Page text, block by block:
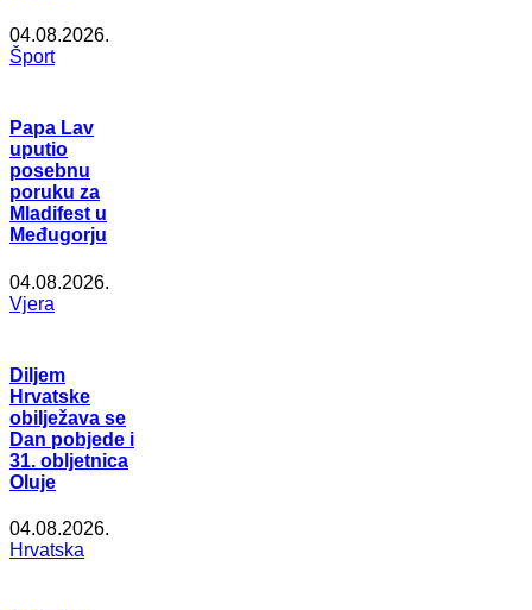
04.08.2026.
Šport
Papa Lav
uputio
posebnu
poruku za
Mladifest u
Međugorju
04.08.2026.
Vjera
Diljem
Hrvatske
obilježava se
Dan pobjede i
31. obljetnica
Oluje
04.08.2026.
Hrvatska